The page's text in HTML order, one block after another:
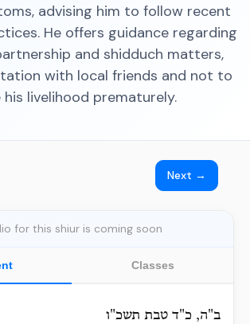
advising him to follow recent
He offers guidance regarding
and shidduch matters,
with local friends and not to
his livelihood prematurely.
Next →
for this shiur is coming soon
Classes
ב"ה, כ"ד טבת תשכ"ו